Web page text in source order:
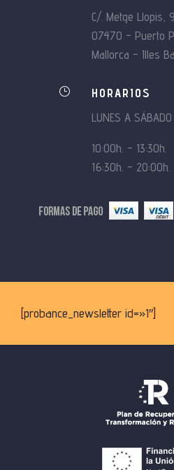
C/. Metge Llopis, 9
07470 – Puerto
Mallorca – Illes
}
HORARIOS
LUNES A SÁBADO
10:00h. – 13:30h.
16:30h. – 20:00h.
[probance_newsletter id=»1″]